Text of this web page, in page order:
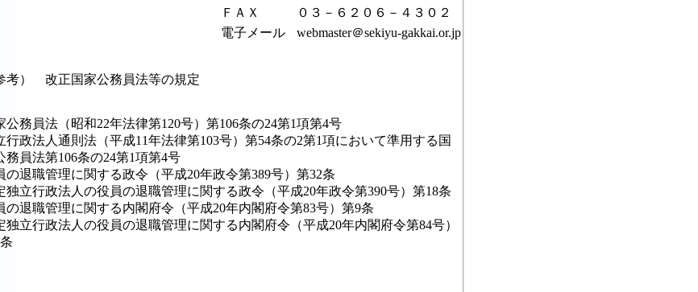
ＦＡＸ
０３－６２０６－４３０２
電子メール
webmaster＠sekiyu-gakkai.or.jp
考） 改正国家公務員法等の規定
公務員法（昭和22年法律第120号）第106条の24第1項第4号
行政法人通則法（平成11年法律第103号）第54条の2第1項において準用する国
務員法第106条の24第1項第4号
の退職管理に関する政令（平成20年政令第389号）第32条
独立行政法人の役員の退職管理に関する政令（平成20年政令第390号）第18条
の退職管理に関する内閣府令（平成20年内閣府令第83号）第9条
独立行政法人の役員の退職管理に関する内閣府令（平成20年内閣府令第84号）